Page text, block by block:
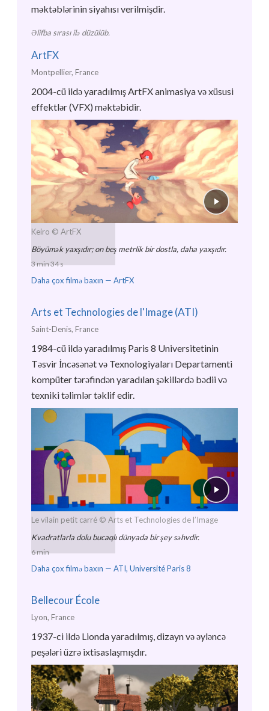
məktəblərinin siyahısı verilmişdir.
Əlifba sırası ilə düzülüb.
ArtFX
Montpellier, France
2004-cü ildə yaradılmış ArtFX animasiya və xüsusi
effektlər (VFX) məktəbidir.
Keiro © ArtFX
Böyümək yaxşıdır; on beş metrlik bir dostla, daha yaxşıdır.
3 min 34 s
Daha çox filmə baxın — ArtFX
Arts et Technologies de l'Image (ATI)
Saint-Denis, France
1984-cü ildə yaradılmış Paris 8 Universitetinin
Təsvir İncəsənət və Texnologiyaları Departamenti
kompüter tərəfindən yaradılan şəkillərdə bədii və
texniki təlimlər təklif edir.
Le vilain petit carré © Arts et Technologies de l’Image
Kvadratlarla dolu bucaqlı dünyada bir şey səhvdir.
6 min
Daha çox filmə baxın — ATI, Université Paris 8
Bellecour École
Lyon, France
1937-ci ildə Lionda yaradılmış, dizayn və əyləncə
peşələri üzrə ixtisaslaşmışdır.